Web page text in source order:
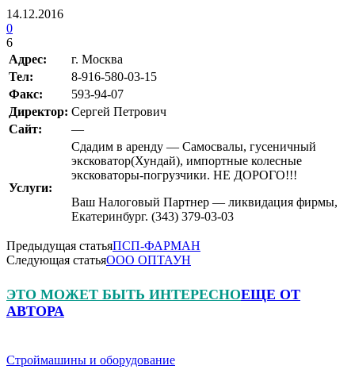
14.12.2016
0
6
Адрес:
г. Москва
Teл:
8-916-580-03-15
Факс:
593-94-07
Директор: Сергей Петрович
Сайт:
—
Услуги:
Сдадим в аренду — Самосвалы, гусеничный
эксковатор(Хундай), импортные колесные
эксковаторы-погрузчики. НЕ ДОРОГО!!!
Ваш Налоговый Партнер — ликвидация фирмы,
Екатеринбург. (343) 379-03-03
Предыдущая статьяПСП-ФАРМАН
Следующая статьяООО ОПТАУН
ЭТО МОЖЕТ БЫТЬ ИНТЕРЕСНОЕЩЕ ОТ
АВТОРА
Строймашины и оборудование